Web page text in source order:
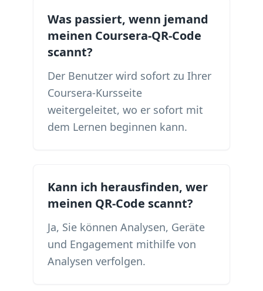
Was passiert, wenn jemand
meinen Coursera-QR-Code
scannt?
Der Benutzer wird sofort zu Ihrer
Coursera-Kursseite
weitergeleitet, wo er sofort mit
dem Lernen beginnen kann.
Kann ich herausfinden, wer
meinen QR-Code scannt?
Ja, Sie können Analysen, Geräte
und Engagement mithilfe von
Analysen verfolgen.